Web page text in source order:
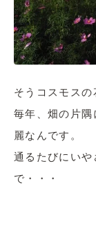
そうコスモスの
毎年、畑の片
麗なんです。
通るたびにい
で・・・